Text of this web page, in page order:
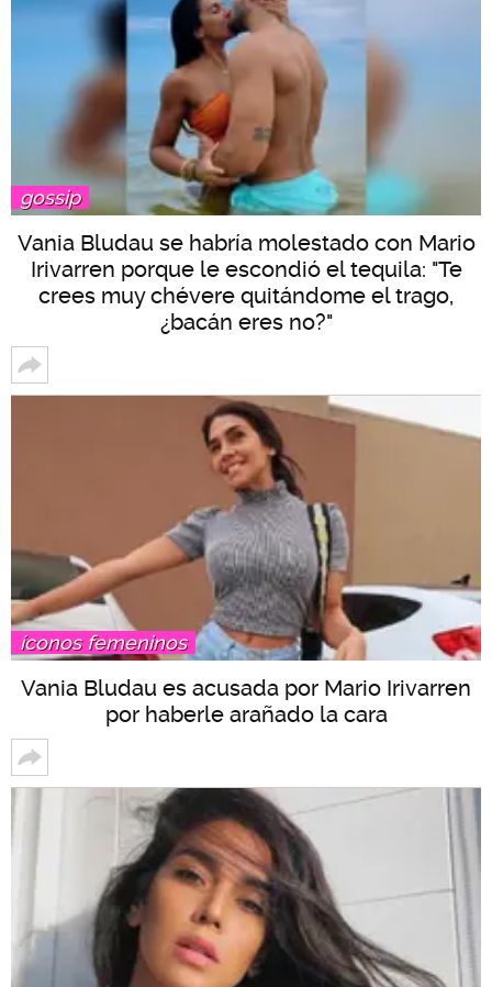
gossip
Vania Bludau se habría molestado con Mario
Irivarren porque le escondió el tequila: "Te
crees muy chévere quitándome el trago,
¿bacán eres no?"
íconos femeninos
Vania Bludau es acusada por Mario Irivarren
por haberle arañado la cara